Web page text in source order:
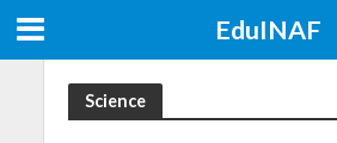
EduINAF
Science